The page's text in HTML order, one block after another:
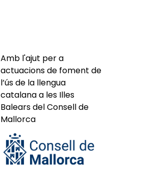
Amb l'ajut per a
actuacions de foment de
l’ús de la llengua
catalana a les Illes
Balears del Consell de
Mallorca